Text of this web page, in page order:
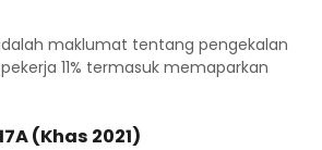
maklumat tentang pengekalan
11% termasuk memaparkan
(Khas 2021)